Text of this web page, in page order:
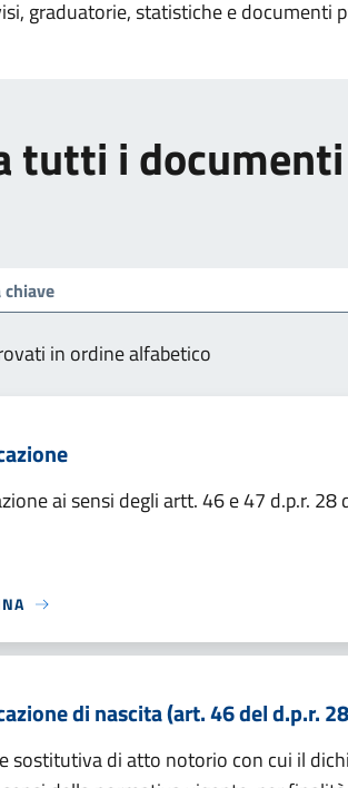
graduatorie, statistiche e documenti
tutti i documenti
in ordine alfabetico
ai sensi degli artt. 46 e 47 d.p.r. 28
di nascita (art. 46 del d.p.r.
sostitutiva di atto notorio con cui il